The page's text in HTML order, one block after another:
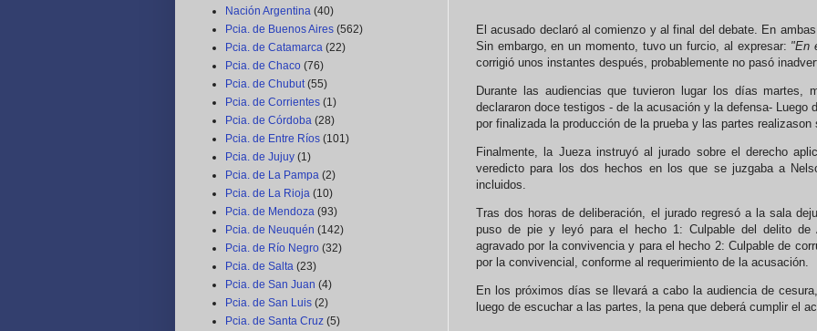
El acusado declaró al comienzo y al final del debate. En
Sin embargo, en un momento, tuvo un furcio, al expresar: "En
corrigió unos instantes después, probablemente no pasó
Durante las audiencias que tuvieron lugar los días martes,
declararon doce testigos - de la acusación y la defensa- Luego
por finalizada la producción de la prueba y las partes
Finalmente, la Jueza instruyó al jurado sobre el derecho
veredicto para los dos hechos en los que se juzgaba a
incluidos.
Tras dos horas de deliberación, el jurado regresó a la sala
puso de pie y leyó para el hecho 1: Culpable del delito de
agravado por la convivencia y para el hecho 2: Culpable de
por la convivencial, conforme al requerimiento de la acusación.
En los próximos días se llevará a cabo la audiencia de
luego de escuchar a las partes, la pena que deberá cumplir el
Nación Argentina (40)
Pcia. de Buenos Aires (562)
Pcia. de Catamarca (22)
Pcia. de Chaco (76)
Pcia. de Chubut (55)
Pcia. de Corrientes (1)
Pcia. de Córdoba (28)
Pcia. de Entre Ríos (101)
Pcia. de Jujuy (1)
Pcia. de La Pampa (2)
Pcia. de La Rioja (10)
Pcia. de Mendoza (93)
Pcia. de Neuquén (142)
Pcia. de Río Negro (32)
Pcia. de Salta (23)
Pcia. de San Juan (4)
Pcia. de San Luis (2)
Pcia. de Santa Cruz (5)